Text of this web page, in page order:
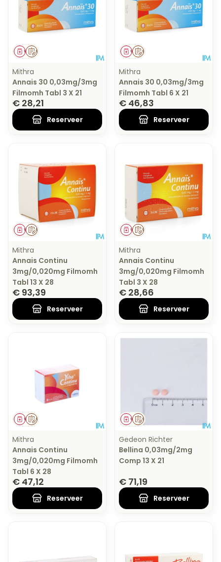
Op voorschrift
Geneesmiddel
Mithra
Annais 30 0,03mg/3mg
Filmomh Tabl 3 X 21
€ 28,21
Reserveer
Op voorschrift
Geneesmiddel
Mithra
Annais 30 0,03mg/3mg
Filmomh Tabl 6 X 21
€ 46,83
Reserveer
Op voorschrift
Geneesmiddel
Mithra
Annais Continu
3mg/0,020mg Filmomh
Tabl 13 X 28
€ 93,39
Reserveer
Op voorschrift
Geneesmiddel
Mithra
Annais Continu
3mg/0,020mg Filmomh
Tabl 3 X 28
€ 28,66
Reserveer
Op voorschrift
Geneesmiddel
Mithra
Annais Continu
3mg/0,020mg Filmomh
Tabl 6 X 28
€ 47,12
Reserveer
Op voorschrift
Geneesmiddel
Gedeon Richter
Bellina 0,03mg/2mg
Comp 13 X 21
€ 71,19
Reserveer